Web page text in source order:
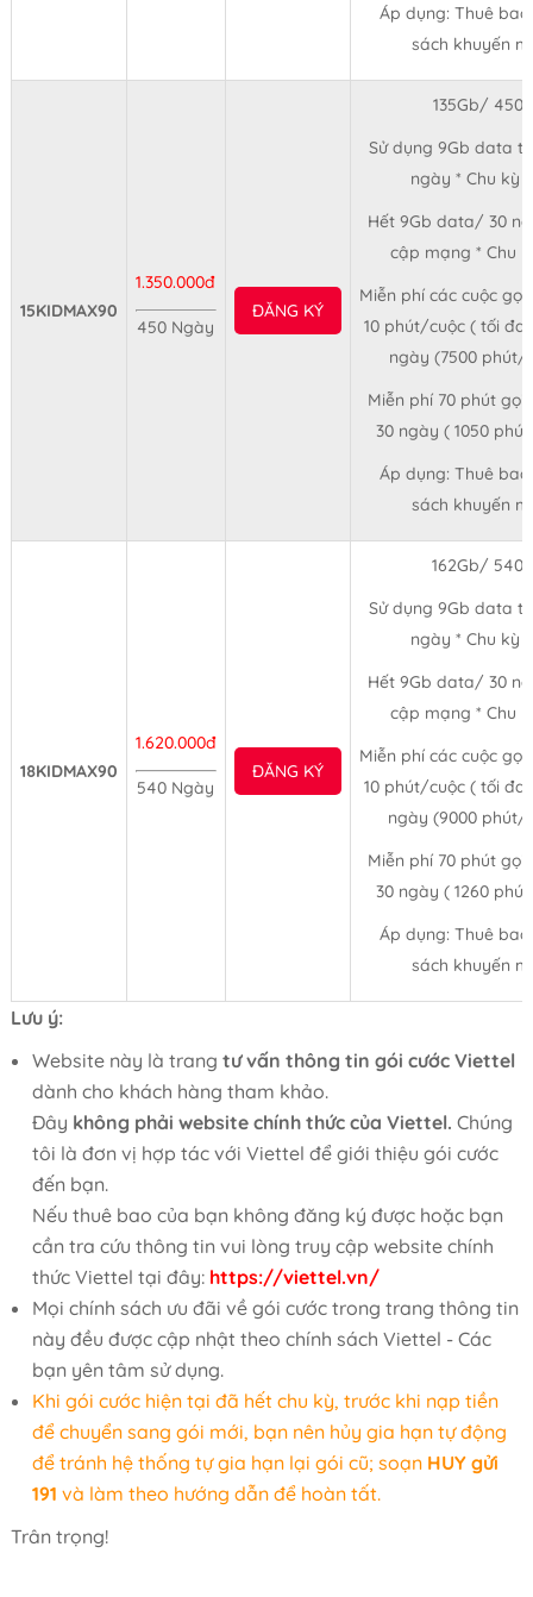
Áp dụng: Thuê
sách khuyến
15KIDMAX90
1.350.000đ
450 Ngày
ĐĂNG KÝ
135Gb/ 450
Sử dụng 9Gb data
ngày * Chu kỳ
Hết 9Gb data/ 30
cập mạng * Chu
Miễn phí các cuộc
10 phút/cuộc ( tối đa
ngày (7500 phút/
Miễn phí 70 phút
30 ngày ( 1050
Áp dụng: Thuê
sách khuyến
18KIDMAX90
1.620.000đ
540 Ngày
ĐĂNG KÝ
162Gb/ 540
Sử dụng 9Gb data
ngày * Chu kỳ
Hết 9Gb data/ 30
cập mạng * Chu
Miễn phí các cuộc
10 phút/cuộc ( tối đa
ngày (9000 phút/
Miễn phí 70 phút
30 ngày ( 1260
Áp dụng: Thuê
sách khuyến
Lưu ý:
Website này là trang tư vấn thông tin gói cước Viettel
dành cho khách hàng tham khảo.
Đây không phải website chính thức của Viettel. Chúng
tôi là đơn vị hợp tác với Viettel để giới thiệu gói cước
đến bạn.
Nếu thuê bao của bạn không đăng ký được hoặc bạn
cần tra cứu thông tin vui lòng truy cập website chính
thức Viettel tại đây: https://viettel.vn/
Mọi chính sách ưu đãi về gói cước trong trang thông tin
này đều được cập nhật theo chính sách Viettel - Các
bạn yên tâm sử dụng.
Khi gói cước hiện tại đã hết chu kỳ, trước khi nạp tiền
để chuyển sang gói mới, bạn nên hủy gia hạn tự động
để tránh hệ thống tự gia hạn lại gói cũ; soạn HUY gửi
191 và làm theo hướng dẫn để hoàn tất.
Trân trọng!